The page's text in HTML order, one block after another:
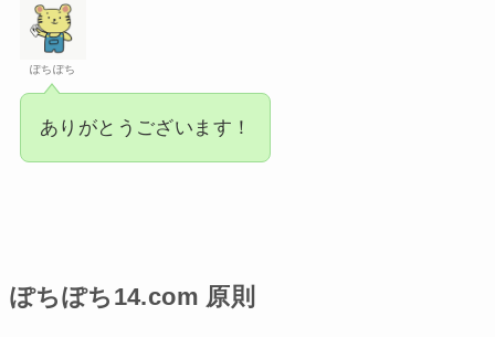
ぽちぽち
ありがとうございます！
ぽちぽち14.com 原則